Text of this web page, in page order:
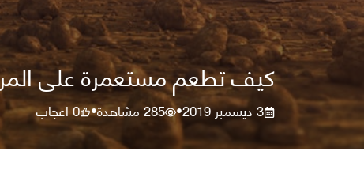
كيف تطعم مستعمرة على
3 ديسمبر 2019 •
285مشاهدة•
0اعجاب